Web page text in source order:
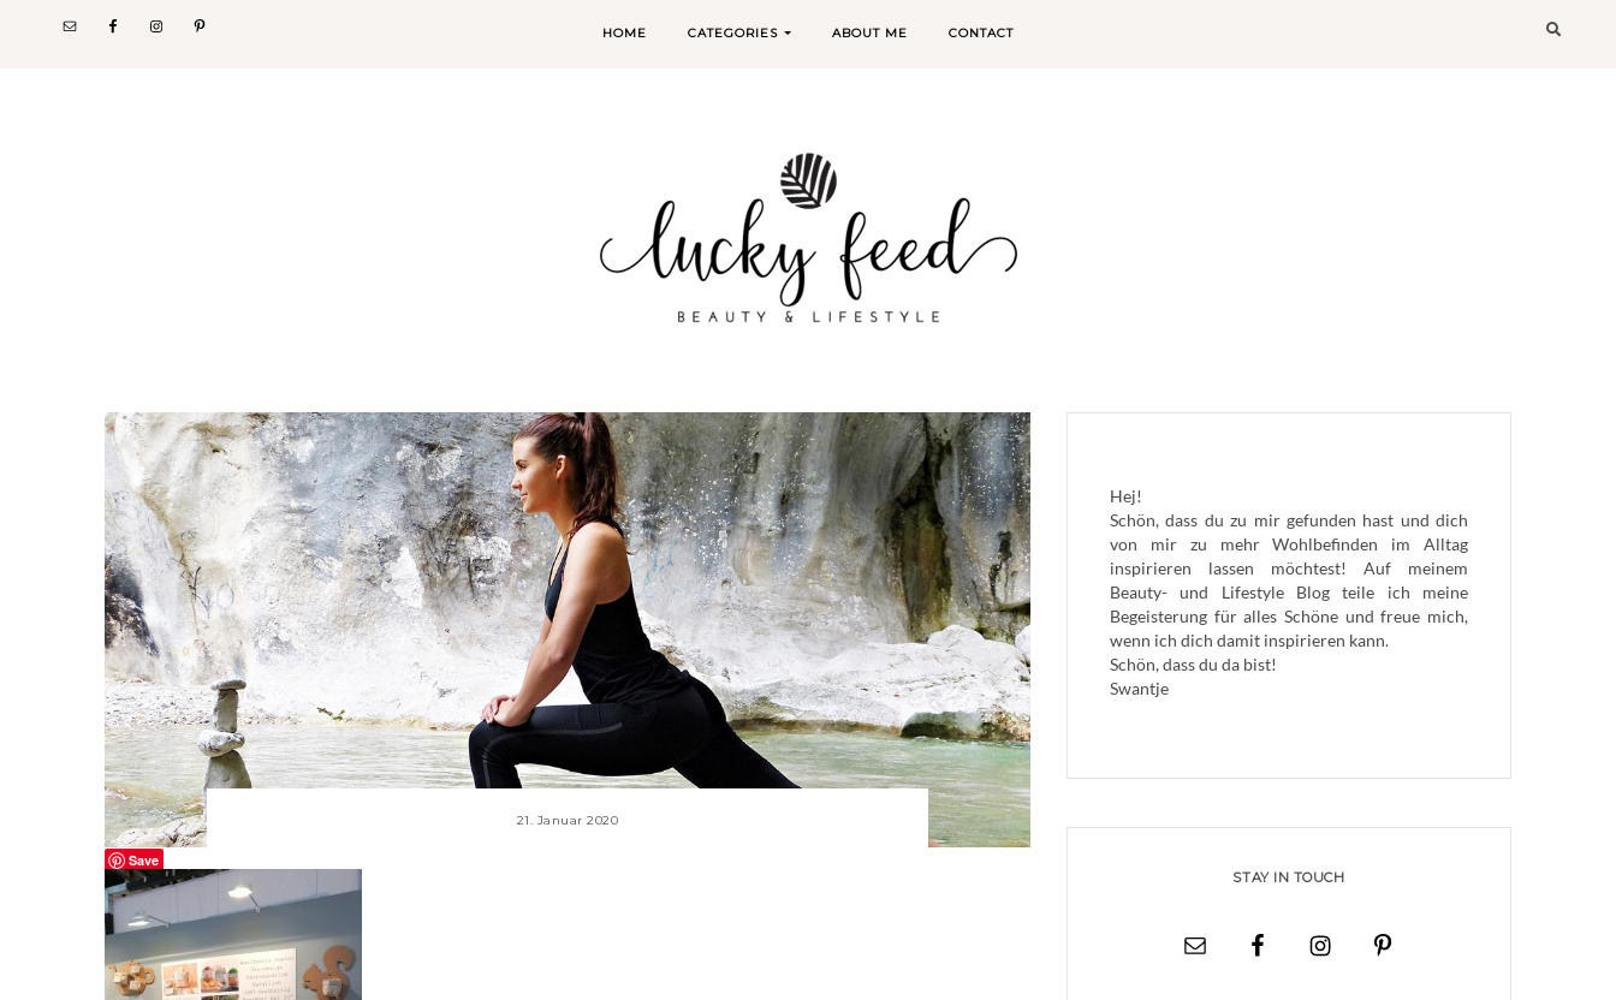
HOME CATEGORIES ABOUT ME CONTACT
Save
21. Januar 2020
Hej!
Schön, dass du zu mir gefunden hast und dich
von mir zu mehr Wohlbefinden im Alltag
inspirieren lassen möchtest! Auf meinem
Beauty- und Lifestyle Blog teile ich meine
Begeisterung für alles Schöne und freue mich,
wenn ich dich damit inspirieren kann.
Schön, dass du da bist!
Swantje
STAY IN TOUCH